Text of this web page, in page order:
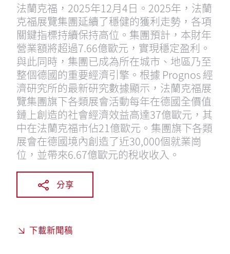
法蘭克福，2025年12月4日。2025年，法蘭
克福展覽集團延續了穩健的獲利走勢，各項
關鍵指標持續保持高位。集團預計，本財年
營業額將超過7.66億歐元，實現穩定盈利。
與此同時，集團已成為所在城市、地區乃至
整個德國的重要經濟引擎。根據 Prognos 經
濟研究所的最新研究數據顯示，法蘭克福展
覽集團旗下各類展會活動每年在德國全價值
鏈上創造的社會經濟效益高達37億歐元，其
中在法蘭克福市佔21億歐元。集團旗下各類
展會在德國境內創造了近30,000個就業崗
位，並帶來6.67億歐元的稅收收入。
分享
下載新聞稿